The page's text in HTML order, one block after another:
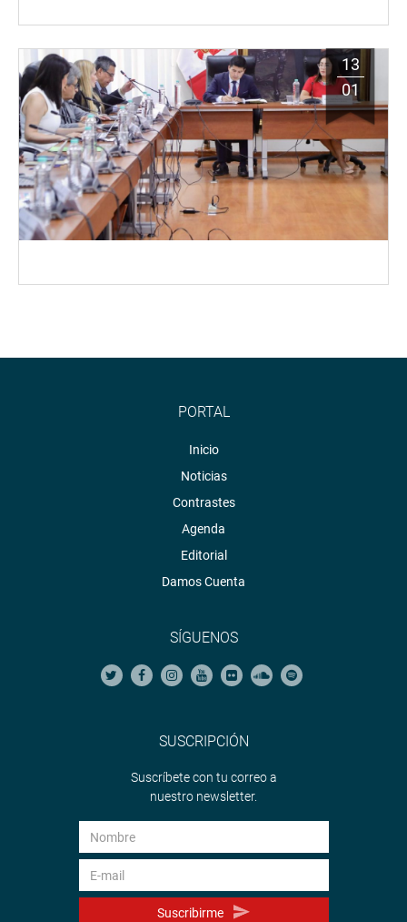
13
01
PORTAL
Inicio
Noticias
Contrastes
Agenda
Editorial
Damos Cuenta
SÍGUENOS
SUSCRIPCIÓN
Suscríbete con tu correo a
nuestro newsletter.
Suscribirme